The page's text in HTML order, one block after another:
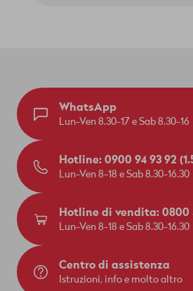
WhatsApp
Lun-Ven 8.30-17 e Sab 8.30-16
Hotline: 0900 94 93 92
Lun-Ven 8-18 e Sab 8.30-16.30
Hotline di vendita: 0800
Lun-Ven 8-18 e Sab 8.30-16.30
Centro di assistenza
Istruzioni, info e molto altro